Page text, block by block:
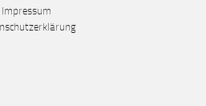
Impressum